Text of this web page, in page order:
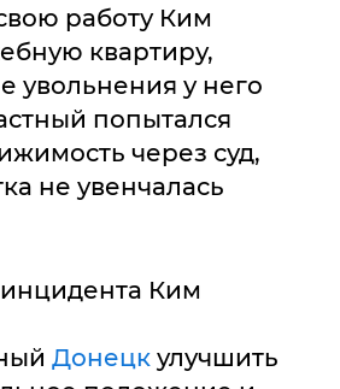
работу Ким
квартиру,
увольнения у него
попытался
через суд,
не увенчалась
Ким
Донецк улучшить